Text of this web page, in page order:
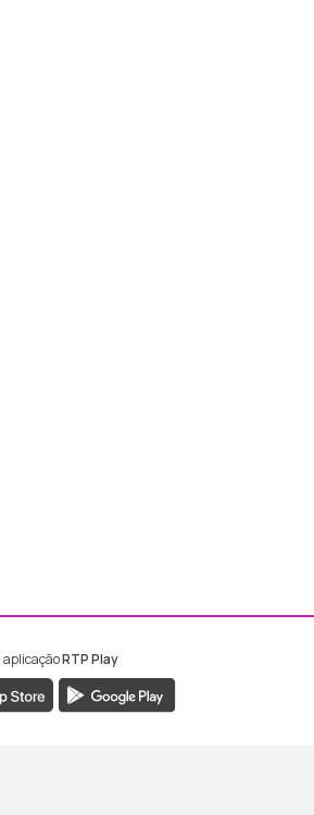
Madeira
aplicaçãoRTP Play